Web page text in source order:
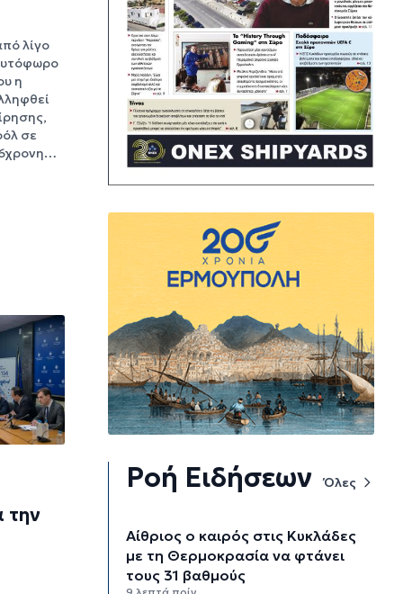
λίγο
η
σε
την
Ροή Ειδήσεων Όλες
Αίθριος ο καιρός στις Κυκλάδες
με τη Θερμοκρασία να φτάνει
τους 31 βαθμούς